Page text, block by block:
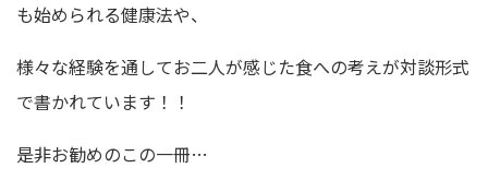
も始められる健康法や、
様々な経験を通してお二人が感じた食への考えが対談形式
で書かれています！！
是非お勧めのこの一冊…